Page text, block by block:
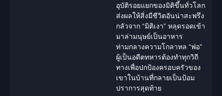
อุบัติรอยแยกของมิติขึ้นทั่วโลก
ส่งผลให้สิ่งมีชีวิตอันน่าสะพรึง
กลัวจาก “มิติเงา” หลุดรอดเข้า
มาล่ามนุษย์เป็นอาหาร
ท่ามกลางความโกลาหล “พ่อ”
ผู้เป็นอดีตทหารต้องทำทุกวิถี
ทางเพื่อปกป้องครอบครัวของ
เขาในบ้านที่กลายเป็นป้อม
ปราการสุดท้าย